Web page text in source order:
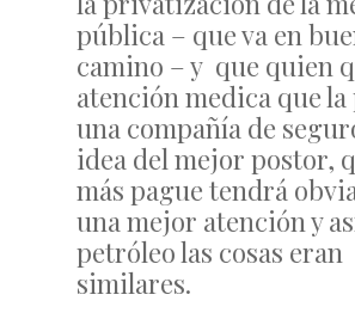
pública – que va en
camino – y que quien
atención medica que la
una compañía de
idea del mejor postor,
más pague tendrá
una mejor atención y
petróleo las cosas eran
similares.